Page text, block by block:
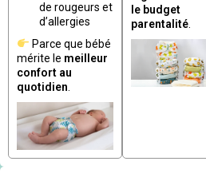
de rougeurs et
d’allergies
Parce que bébé
mérite le meilleur
confort au
quotidien
le budget
parentalité.